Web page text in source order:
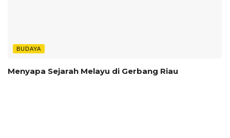
BUDAYA
Menyapa Sejarah Melayu di Gerbang Riau